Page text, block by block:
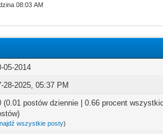
08:03 AM
05-2014
28-2025, 05:37 PM
(0.01 postów dziennie | 0.66 procent
wszystkie posty)